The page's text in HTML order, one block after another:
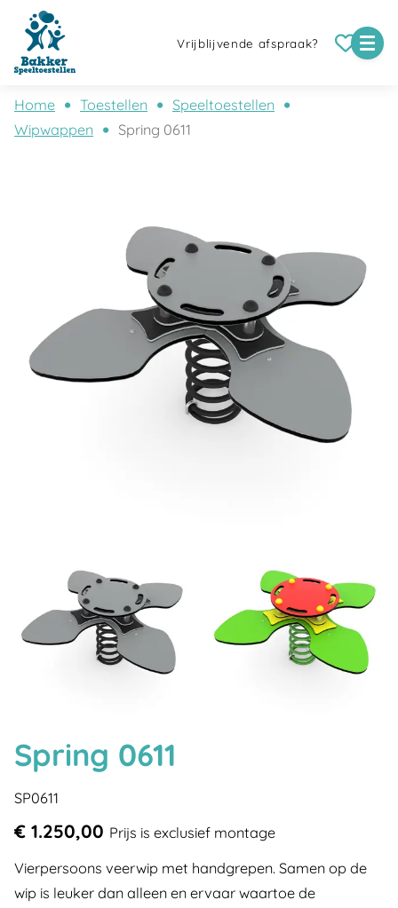
Vrijblijvende afspraak?
Home Toestellen
Speeltoestellen
Wipwappen
Spring 0611
Spring 0611
SP0611
€ 1.250,00 Prijs is exclusief montage
Vierpersoons veerwip met handgrepen. Samen op de
wip is leuker dan alleen en ervaar waartoe de